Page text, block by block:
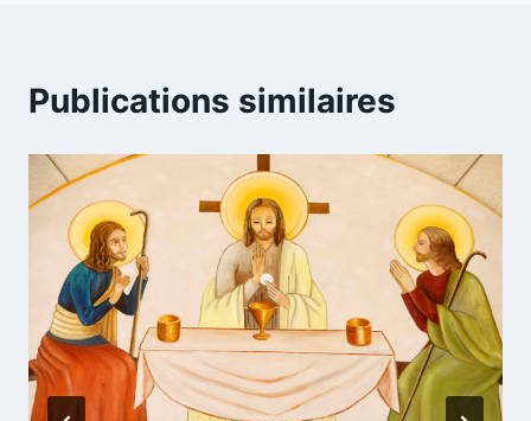
Publications similaires